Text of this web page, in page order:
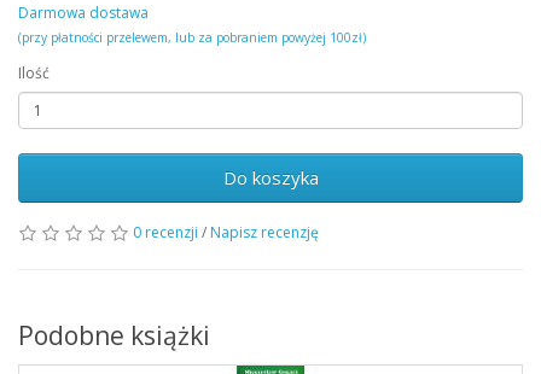
Darmowa dostawa
(przy płatności przelewem, lub za pobraniem powyżej 100zł)
Ilość
Do koszyka
0 recenzji / Napisz recenzję
Podobne książki